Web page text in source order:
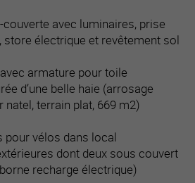
avec luminaires, prise
store électrique et revêtement sol
armature pour toile
d’une belle haie (arrosage
terrain plat, 669 m2)
pour vélos dans local
dont deux sous couvert
recharge électrique)